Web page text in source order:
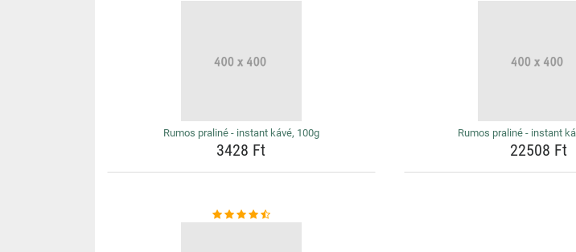
Rumos praliné - instant kávé, 100g
3428 Ft
Rumos praliné - instant
22508 Ft